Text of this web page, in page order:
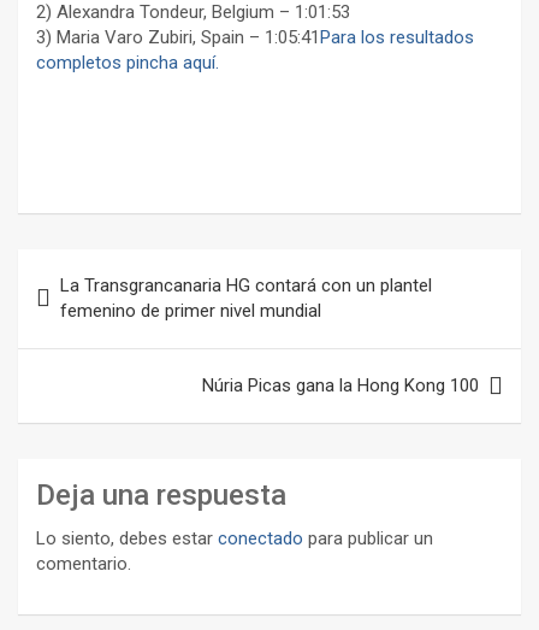
2) Alexandra Tondeur, Belgium – 1:01:53
3) Maria Varo Zubiri, Spain – 1:05:41Para los resultados
completos pincha aquí.
de
entradas
La Transgrancanaria HG contará con un plantel
femenino de primer nivel mundial
Núria Picas gana la Hong Kong 100
Deja una respuesta
Lo siento, debes estar conectado para publicar un
comentario.